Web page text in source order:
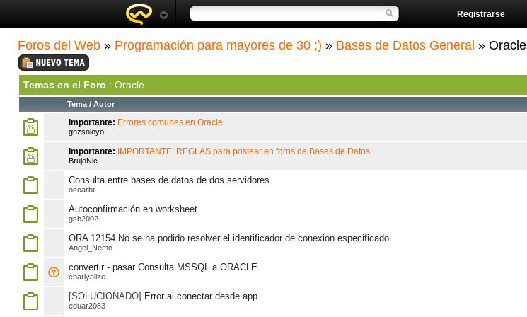
Registrarse
Foros del Web » Programación para mayores de 30 ;) » Bases de Datos General » Oracle
Temas en el Foro : Oracle
Tema / Autor
Importante: Errores comunes en Oracle
gnzsoloyo
Importante: IMPORTANTE: REGLAS para postear en foros de Bases de Datos
BrujoNic
Consulta entre bases de datos de dos servidores
oscarbt
Autoconfirmación en worksheet
gsb2002
ORA 12154 No se ha podido resolver el identificador de conexion especificado
Angel_Nemo
convertir - pasar Consulta MSSQL a ORACLE
charlyalize
[SOLUCIONADO] Error al conectar desde app
eduar2083